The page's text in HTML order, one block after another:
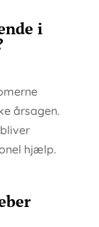
i
årsagen.
hjælp.